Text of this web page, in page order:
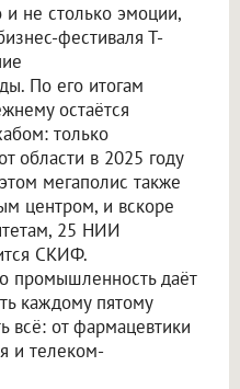
не столько эмоции,
фестиваля Т-
По его итогам
остаётся
только
области в 2025 году
мегаполис также
центром, и вскоре
25 НИИ
СКИФ.
промышленность даёт
каждому пятому
всё: от фармацевтики
и телеком-